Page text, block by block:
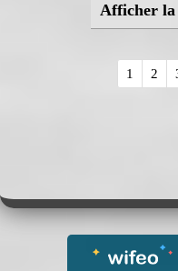
De mon côté je reste
potentiellement
laisse cette année
100% au volant.
révélatrices d’un
rassurantes.
Afficher la
1 2